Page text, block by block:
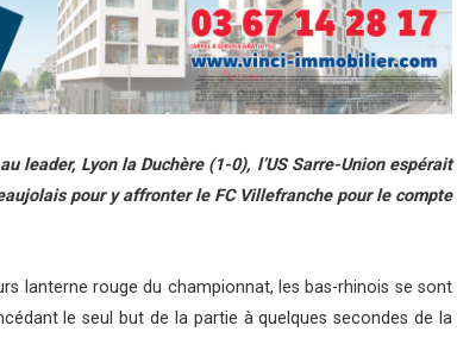
leader, Lyon la Duchère (1-0), l’US Sarre-Union espérait
pour y affronter le FC Villefranche pour le compte
lanterne rouge du championnat, les bas-rhinois se sont
le seul but de la partie à quelques secondes de la